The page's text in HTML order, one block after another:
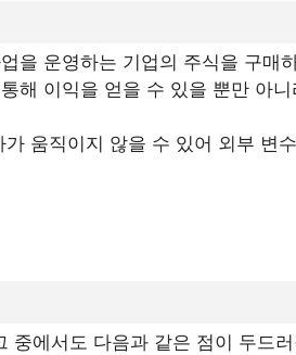
을 운영하는 기업의 주식을 구매
해 이익을 얻을 수 있을 뿐만 아
움직이지 않을 수 있어 외부 변
중에서도 다음과 같은 점이 두드